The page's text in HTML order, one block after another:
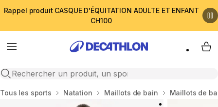
Rappel produit CASQUE D'ÉQUITATION ADULTE ET ENFANT
CH100
Menu
Open search
My
Accueil
Tous les sports Natation Maillots de bain Maillots de